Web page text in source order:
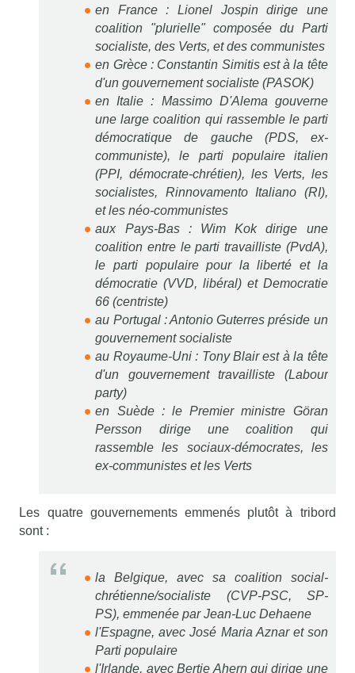
en France : Lionel Jospin dirige une
coalition "plurielle" composée du Parti
socialiste, des Verts, et des communistes
en Grèce : Constantin Simitis est à la tête
d'un gouvernement socialiste (PASOK)
en Italie : Massimo D'Alema gouverne
une large coalition qui rassemble le parti
démocratique de gauche (PDS, ex-
communiste), le parti populaire italien
(PPI, démocrate-chrétien), les Verts, les
socialistes, Rinnovamento Italiano (RI),
et les néo-communistes
aux Pays-Bas : Wim Kok dirige une
coalition entre le parti travailliste (PvdA),
le parti populaire pour la liberté et la
démocratie (VVD, libéral) et Democratie
66 (centriste)
au Portugal : Antonio Guterres préside un
gouvernement socialiste
au Royaume-Uni : Tony Blair est à la tête
d'un gouvernement travailliste (Labour
party)
en Suède : le Premier ministre Göran
Persson dirige une coalition qui
rassemble les sociaux-démocrates, les
ex-communistes et les Verts
Les quatre gouvernements emmenés plutôt à tribord
sont :
la Belgique, avec sa coalition social-
chrétienne/socialiste (CVP-PSC, SP-
PS), emmenée par Jean-Luc Dehaene
l'Espagne, avec José Maria Aznar et son
Parti populaire
l'Irlande, avec Bertie Ahern qui dirige une